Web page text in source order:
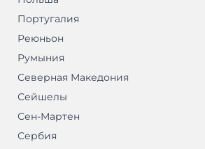
Португалия
Реюньон
Румыния
Северная Македония
Сейшелы
Сен-Мартен
Сербия